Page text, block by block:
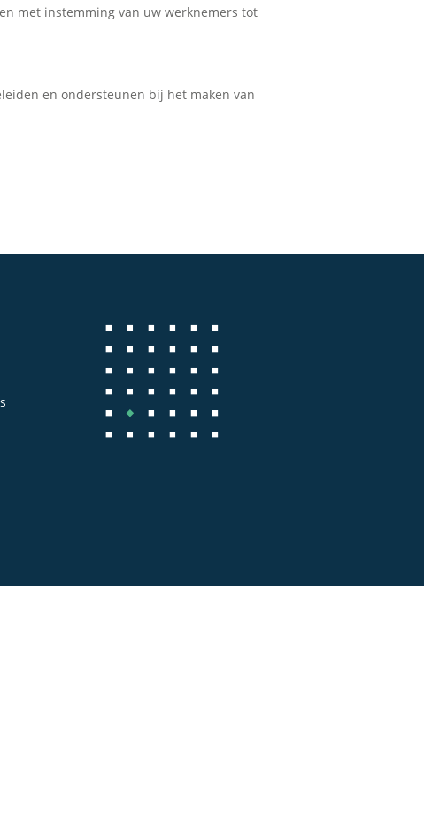
met instemming van uw werknemers tot
en ondersteunen bij het maken van